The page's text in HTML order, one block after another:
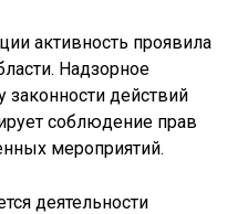
активность проявила
Надзорное
действий
соблюдение прав
мероприятий.
деятельности